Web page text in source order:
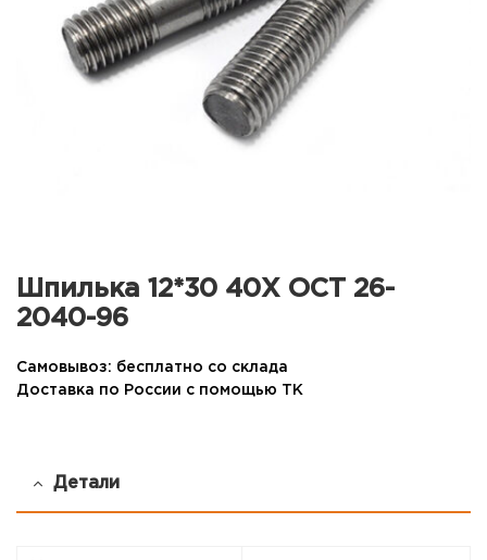
Шпилька 12*30 40Х ОСТ 26-
2040-96
Самовывоз: бесплатно со склада
Доставка по России с помощью ТК
Детали